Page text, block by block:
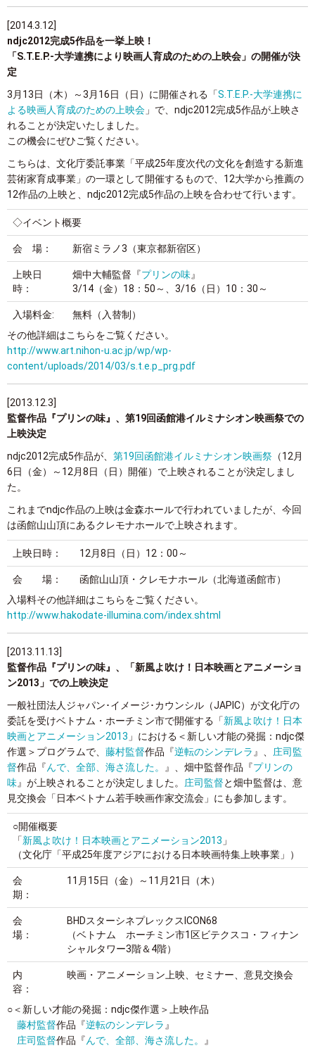
[2014.3.12]
ndjc2012完成5作品を一挙上映！
「S.T.E.P.-大学連携により映画人育成のための上映会」の開催が決
定
3月13日（木）～3月16日（日）に開催される「S.T.E.P.-大学連携に
よる映画人育成のための上映会 」で、ndjc2012完成5作品が上映さ
れることが決定いたしました。
この機会にぜひご覧ください。
こちらは、文化庁委託事業「平成25年度次代の文化を創造する新進
芸術家育成事業」の一環として開催するもので、12大学から推薦の
12作品の上映と、ndjc2012完成5作品の上映を合わせて行います。
◇イベント概要
会 場： 新宿ミラノ3（東京都新宿区）
上映日
時：
畑中大輔監督『プリンの味』
3/14（金）18：50～、3/16（日）10：30～
入場料金:
無料（入替制）
その他詳細はこちらをご覧ください。
http://www.art.nihon-u.ac.jp/wp/wp-
content/uploads/2014/03/s.t.e.p_prg.pdf
[2013.12.3]
監督作品『プリンの味』、第19回函館港イルミナシオン映画祭での
上映決定
ndjc2012完成5作品が、 第19回函館港イルミナシオン映画祭 （12月
6日（金）～12月8日（日）開催）で上映されることが決定しまし
た。
これまでndjc作品の上映は金森ホールで行われていましたが、今回
は函館山山頂にあるクレモナホールで上映されます。
上映日時： 12月8日（日）12：00～
会 場：
函館山山頂・クレモナホール（北海道函館市）
入場料その他詳細はこちらをご覧ください。
http://www.hakodate-illumina.com/index.shtml
[2013.11.13]
監督作品『プリンの味』、「新風よ吹け！日本映画とアニメーショ
ン2013」での上映決定
一般社団法人ジャパン･イメージ･カウンシル（JAPIC）が文化庁の
委託を受けベトナム・ホーチミン市で開催する「新風よ吹け！日本
映画とアニメーション2013 」における＜新しい才能の発掘：ndjc傑
作選＞プログラムで、 藤村監督作品『逆転のシンデレラ 』、 庄司監
督作品『んで、全部、海さ流した。 』、畑中監督作品『プリンの
味』が上映されることが決定しました。 庄司監督と畑中監督は、意
見交換会「日本ベトナム若手映画作家交流会」にも参加します。
○開催概要
「新風よ吹け！日本映画とアニメーション2013 」
（文化庁「平成25年度アジアにおける日本映画特集上映事業」）
会
期：
11月15日（金）～11月21日（木）
会
場：
BHDスターシネプレックスICON68
（ベトナム ホーチミン市1区ビテクスコ・フィナン
シャルタワー3階＆4階）
内
容：
映画・アニメーション上映、セミナー、意見交換会
○＜新しい才能の発掘：ndjc傑作選＞上映作品
藤村監督作品『逆転のシンデレラ 』
庄司監督作品『んで、全部、海さ流した。
』